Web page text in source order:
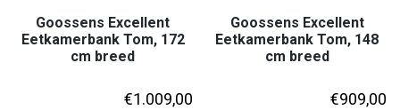
Goossens Excellent
Eetkamerbank Tom, 172
cm breed
€1.009,00
Goossens Excellent
Eetkamerbank Tom, 148
cm breed
€909,00